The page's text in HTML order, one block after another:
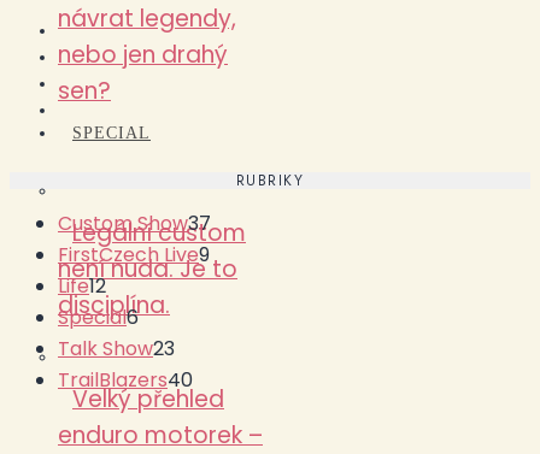
návrat legendy,
nebo jen drahý
sen?
SPECIAL
Legální custom
není nuda. Je to
disciplína.
Velký přehled
enduro motorek –
RUBRIKY
Custom Show37
FirstCzech Live9
Life12
Special6
Talk Show23
TrailBlazers40